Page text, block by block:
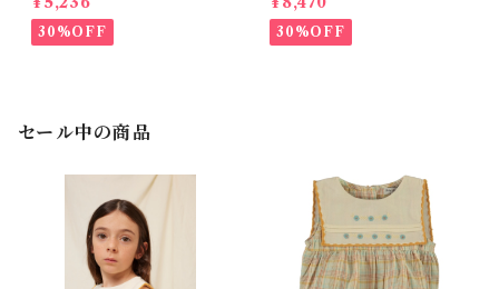
30%OFF
2-6Y
30%OFF
セール中の商品